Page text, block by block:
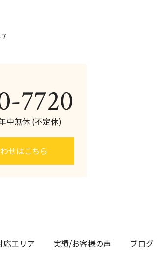
7720
中無休 (不定休)
せはこちら
応エリア 実績/お客様の声 ブログ